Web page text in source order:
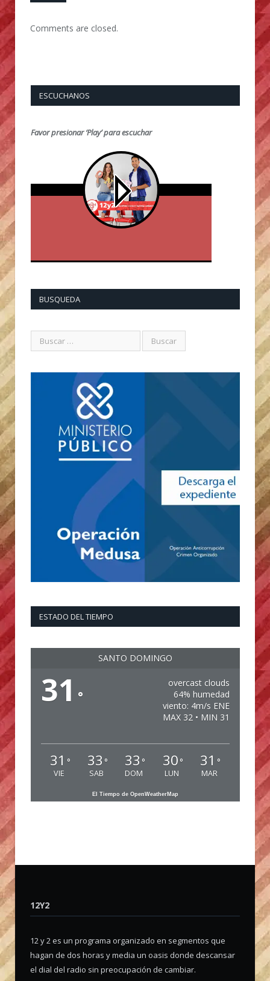
Comments are closed.
ESCUCHANOS
Favor presionar ‘Play’ para escuchar
BUSQUEDA
ESTADO DEL TIEMPO
SANTO DOMINGO
31 °
overcast clouds
64% humedad
viento: 4m/s ENE
MAX 32 • MIN 31
31 °
VIE
33 °
SAB
33 °
DOM
30 °
LUN
31 °
MAR
El Tiempo de OpenWeatherMap
12Y2
12 y 2 es un programa organizado en segmentos que
hagan de dos horas y media un oasis donde descansar
el dial del radio sin preocupación de cambiar.